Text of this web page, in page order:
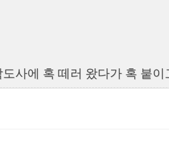
도사에 혹 떼러 왔다가 혹 붙이